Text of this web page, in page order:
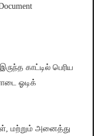
காட்டில் பெரிய
ஓடிக்
மற்றும் அனைத்து